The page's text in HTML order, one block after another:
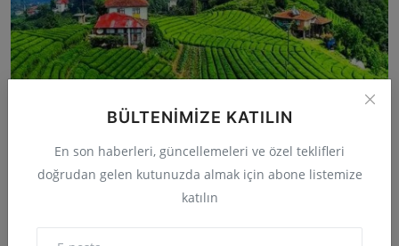
BÜLTENIMIZE KATILIN
En son haberleri, güncellemeleri ve özel teklifleri
doğrudan gelen kutunuzda almak için abone listemize
katılın
Rize Kent Bilgisi, Coğrafi Bilgisi ve İmar Bilgisi